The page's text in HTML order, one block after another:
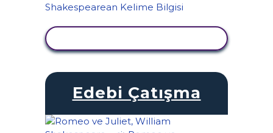
Edebi Çatışma